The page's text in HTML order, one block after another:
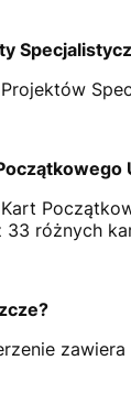
Projektów
Kart
33 różnych